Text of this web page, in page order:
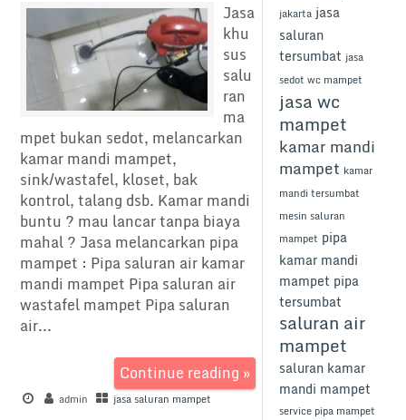
Jasa
khu
sus
salu
ran
ma
mpet bukan sedot, melancarkan
kamar mandi mampet,
sink/wastafel, kloset, bak
kontrol, talang dsb. Kamar mandi
buntu ? mau lancar tanpa biaya
mahal ? Jasa melancarkan pipa
mampet : Pipa saluran air kamar
mandi mampet Pipa saluran air
wastafel mampet Pipa saluran
air...
Continue reading »
admin jasa saluran mampet
jakarta jasa
saluran
tersumbat jasa
sedot wc mampet
jasa wc
mampet
kamar mandi
mampet kamar
mandi tersumbat
mesin saluran
mampet pipa
kamar mandi
mampet pipa
tersumbat
saluran air
mampet
saluran kamar
mandi mampet
service pipa mampet